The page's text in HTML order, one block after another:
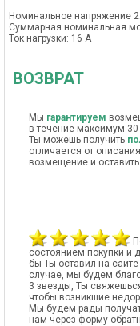
Номинальное напряжение
Суммарная номинальная
Ток нагрузки: 16 А
ВОЗВРАТ
Мы гарантируем
в течение максимум 30
Ты можешь получить
отличается от
возмещение и оставить
состоянием покупки и
бы Ты оставил на
случае, мы будем
3 звезды, Ты
чтобы возникшие
Мы будем рады
нам через форму